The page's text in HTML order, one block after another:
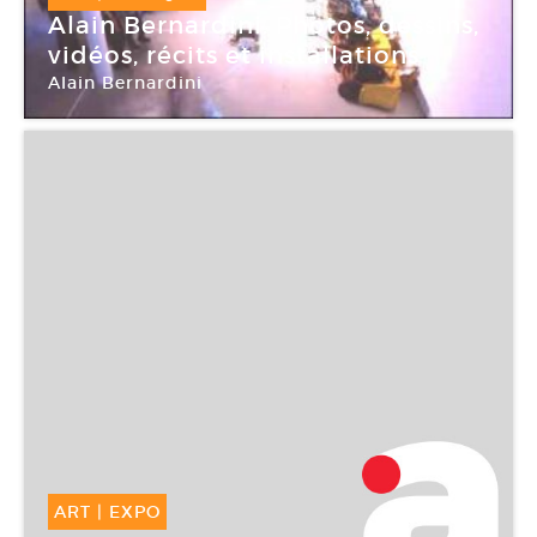
Alain Bernardini. Photos, dessins,
vidéos, récits et installations
Alain Bernardini
CAC Brétigny
ART | EXPO